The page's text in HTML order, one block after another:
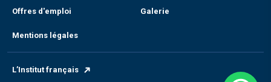
Offres d'emploi Galerie
Mentions légales
L’Institut français